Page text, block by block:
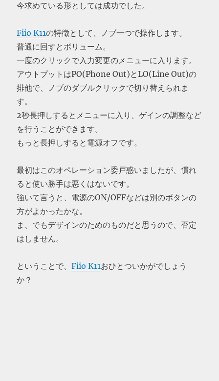
今求めている形としては成功でした。
Fiio K11の特徴として、ノブ一つで操作します。
普通に回すとボリューム。
一度のクリックで入力変更のメニューに入ります。
アウトプットはPO(Phone Out)とLO(Line Out)の
排他で、ノブのダブルクリックで切り替えられま
す。
2秒長押しするとメニューに入り、ゲインの調整など
を行うことができます。
もっと長押しすると電源オフです。
最初はこのオペレーション委戸惑いましたが、慣れ
ると使い勝手は悪くはないです。
強いて言うと、電源のON/OFFなどは別のボタンの
方がよかったかな。
ま、でもデザインのためのものだと思うので、否定
はしません。
ということで、Fiio K11おひとついかがでしょう
か？